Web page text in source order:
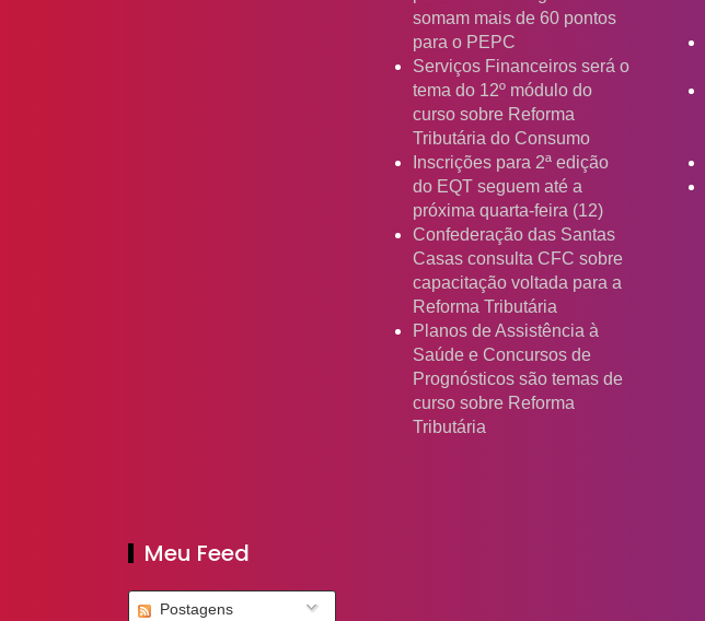
Meu Feed
Postagens
somam mais de 60 pontos
para o PEPC
Serviços Financeiros será o
tema do 12º módulo do
curso sobre Reforma
Tributária do Consumo
Inscrições para 2ª edição
do EQT seguem até a
próxima quarta-feira (12)
Confederação das Santas
Casas consulta CFC sobre
capacitação voltada para a
Reforma Tributária
Planos de Assistência à
Saúde e Concursos de
Prognósticos são temas de
curso sobre Reforma
Tributária